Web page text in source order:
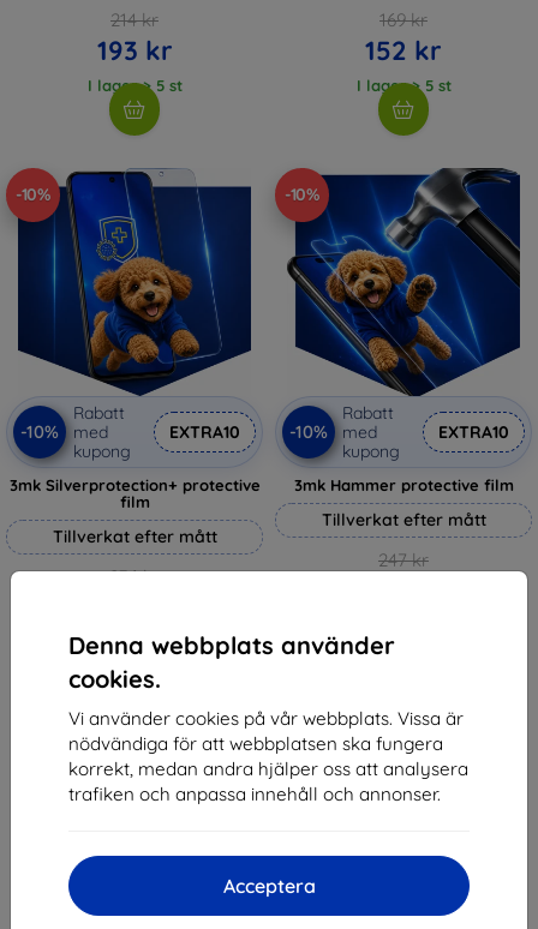
Denna webbplats använder
cookies.
Vi använder cookies på vår webbplats. Vissa är
nödvändiga för att webbplatsen ska fungera
korrekt, medan andra hjälper oss att analysera
trafiken och anpassa innehåll och annonser.
Acceptera
214 kr
193 kr
I lager > 5 st
169 kr
152 kr
I lager > 5 st
-10%
-10%
Rabatt
med
kupong
EXTRA10
3mk Silverprotection+ protective
film
Tillverkat efter mått
236 kr
I lager > 5 st
-10%
-10%
Rabatt
med
kupong
EXTRA10
3mk Hammer protective film
Tillverkat efter mått
247 kr
av totalt 4